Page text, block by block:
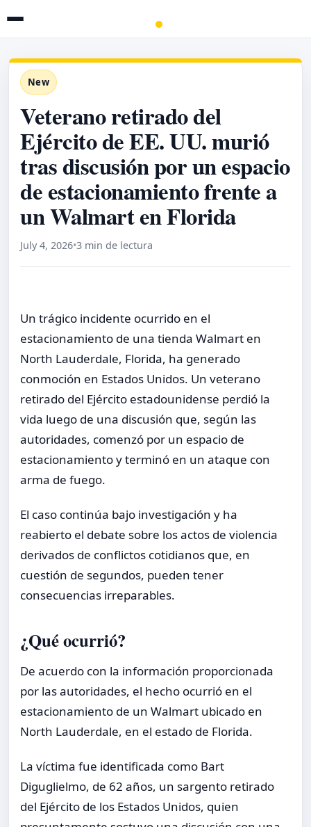
New
Veterano retirado del
Ejército de EE. UU. murió
tras discusión por un espacio
de estacionamiento frente a
un Walmart en Florida
July 4, 2026•3 min de lectura
Un trágico incidente ocurrido en el
estacionamiento de una tienda Walmart en
North Lauderdale, Florida, ha generado
conmoción en Estados Unidos. Un veterano
retirado del Ejército estadounidense perdió la
vida luego de una discusión que, según las
autoridades, comenzó por un espacio de
estacionamiento y terminó en un ataque con
arma de fuego.
El caso continúa bajo investigación y ha
reabierto el debate sobre los actos de violencia
derivados de conflictos cotidianos que, en
cuestión de segundos, pueden tener
consecuencias irreparables.
¿Qué ocurrió?
De acuerdo con la información proporcionada
por las autoridades, el hecho ocurrió en el
estacionamiento de un Walmart ubicado en
North Lauderdale, en el estado de Florida.
La víctima fue identificada como Bart
Diguglielmo, de 62 años, un sargento retirado
del Ejército de los Estados Unidos, quien